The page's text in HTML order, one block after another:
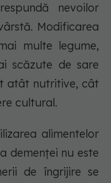
nevoilor
Modificarea
multe legume,
scăzute de sare
atât nutritive, cât
cultural.
alimentelor
demenței nu este
de îngrijire se